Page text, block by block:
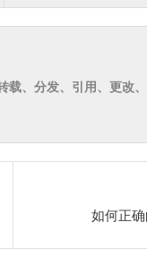
、分发、引用、更改
如何正